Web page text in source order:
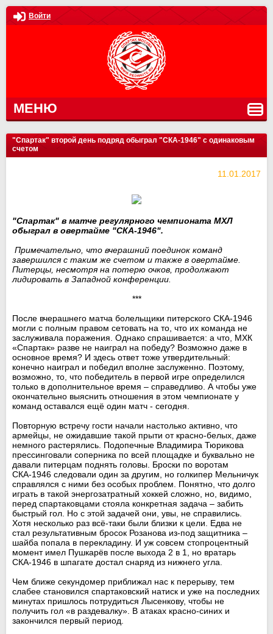
Войти
МЕНЮ
"Спартак" второй день подряд обыграл "СКА-1946" с одинаковым
счетом
11.01.2017
"Спартак" в матче регулярного чемпионата МХЛ
обыграл в овертайме "СКА-1946".
Примечательно, что вчерашний поединок команд
завершился с таким же счетом и также в овертайме.
Питерцы, несмотря на потерю очков, продолжают
лидировать в Западной конференции.
***
После вчерашнего матча болельщики питерского СКА-1946
могли с полным правом сетовать на то, что их команда не
заслуживала поражения. Однако спрашивается: а что, МХК
«Спартак» разве не наиграл на победу? Возможно даже в
основное время? И здесь ответ тоже утвердительный:
конечно наиграл и победил вполне заслуженно. Поэтому,
возможно, то, что победитель в первой игре определился
только в дополнительное время – справедливо. А чтобы уже
окончательно выяснить отношения в этом чемпионате у
команд оставался ещё один матч - сегодня.
Повторную встречу гости начали настолько активно, что
армейцы, не ожидавшие такой прыти от красно-белых, даже
немного растерялись. Подопечные Владимира Тюрикова
прессинговали соперника по всей площадке и буквально не
давали питерцам поднять головы. Броски по воротам
СКА-1946 следовали один за другим, но голкипер Мельничук
справлялся с ними без особых проблем. Понятно, что долго
играть в такой энергозатратный хоккей сложно, но, видимо,
перед спартаковцами стояла конкретная задача – забить
быстрый гол. Но с этой задачей они, увы, не справились.
Хотя несколько раз всё-таки были близки к цели. Едва не
стал результативным бросок Розанова из-под защитника –
шайба попала в перекладину. И уж совсем стопроцентный
момент имел Пушкарёв после выхода 2 в 1, но вратарь
СКА-1946 в шпагате достал снаряд из нижнего угла.
Чем ближе секундомер приближал нас к перерыву, тем
слабее становился спартаковский натиск и уже на последних
минутах пришлось потрудиться Лысенкову, чтобы не
получить гол «в раздевалку». В атаках красно-синих и
закончился первый период.